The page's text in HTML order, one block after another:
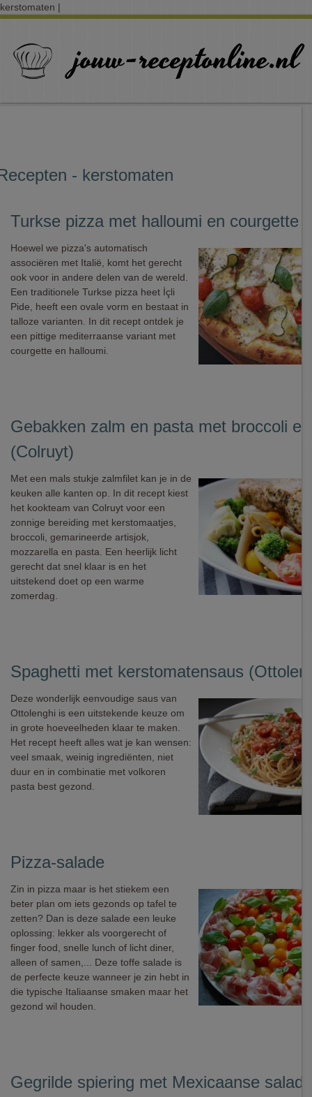
kerstomaten |
- kerstomaten
Turkse pizza met halloumi en courgette
Hoewel we pizza's automatisch
associëren met Italië, komt het gerecht
ook voor in andere delen van de wereld.
Een traditionele Turkse pizza heet İçli
Pide, heeft een ovale vorm en bestaat in
talloze varianten. In dit recept ontdek je
een pittige mediterraanse variant met
courgette en halloumi.
Gebakken zalm en pasta met broccoli
(Colruyt)
Met een mals stukje zalmfilet kan je in de
keuken alle kanten op. In dit recept kiest
het kookteam van Colruyt voor een
zonnige bereiding met kerstomaatjes,
broccoli, gemarineerde artisjok,
mozzarella en pasta. Een heerlijk licht
gerecht dat snel klaar is en het
uitstekend doet op een warme
zomerdag.
Spaghetti met kerstomatensaus
Deze wonderlijk eenvoudige saus van
Ottolenghi is een uitstekende keuze om
in grote hoeveelheden klaar te maken.
Het recept heeft alles wat je kan wensen:
veel smaak, weinig ingrediënten, niet
duur en in combinatie met volkoren
pasta best gezond.
Pizza-salade
Zin in pizza maar is het stiekem een
beter plan om iets gezonds op tafel te
zetten? Dan is deze salade een leuke
oplossing: lekker als voorgerecht of
finger food, snelle lunch of licht diner,
alleen of samen,... Deze toffe salade is
de perfecte keuze wanneer je zin hebt in
die typische Italiaanse smaken maar het
gezond wil houden.
Gegrilde spiering met Mexicaanse salade